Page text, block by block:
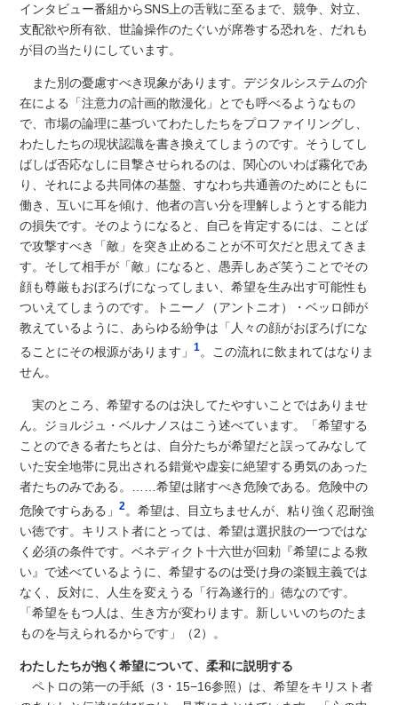
インタビュー番組からSNS上の舌戦に至るまで、競争、対立、
支配欲や所有欲、世論操作のたぐいが席巻する恐れを、だれも
が目の当たりにしています。
また別の憂慮すべき現象があります。デジタルシステムの介
在による「注意力の計画的散漫化」とでも呼べるようなもの
で、市場の論理に基づいてわたしたちをプロファイリングし、
わたしたちの現状認識を書き換えてしまうのです。そうしてし
ばしば否応なしに目撃させられるのは、関心のいわば霧化であ
り、それによる共同体の基盤、すなわち共通善のためにともに
働き、互いに耳を傾け、他者の言い分を理解しようとする能力
の損失です。そのようになると、自己を肯定するには、ことば
で攻撃すべき「敵」を突き止めることが不可欠だと思えてきま
す。そして相手が「敵」になると、愚弄しあざ笑うことでその
顔も尊厳もおぼろげになってしまい、希望を生み出す可能性も
ついえてしまうのです。トニーノ（アントニオ）・ベッロ師が
教えているように、あらゆる紛争は「人々の顔がおぼろげにな
ることにその根源があります」1 。この流れに飲まれてはなりま
せん。
実のところ、希望するのは決してたやすいことではありませ
ん。ジョルジュ・ベルナノスはこう述べています。「希望する
ことのできる者たちとは、自分たちが希望だと誤ってみなして
いた安全地帯に見出される錯覚や虚妄に絶望する勇気のあった
者たちのみである。……希望は賭すべき危険である。危険中の
危険ですらある」2 。希望は、目立ちませんが、粘り強く忍耐強
い徳です。キリスト者にとっては、希望は選択肢の一つではな
く必須の条件です。ベネディクト十六世が回勅『希望による救
い』で述べているように、希望するのは受け身の楽観主義では
なく、反対に、人生を変えうる「行為遂行的」徳なのです。
「希望をもつ人は、生き方が変わります。新しいいのちのたま
ものを与えられるからです」（2）。
わたしたちが抱く希望について、柔和に説明する
ペトロの第一の手紙（3・15−16参照）は、希望をキリスト者